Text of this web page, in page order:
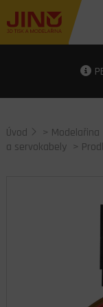
Úvod > Modelařina
a servokabely >